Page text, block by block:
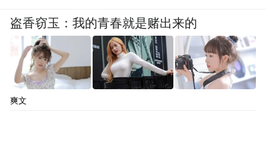
盗香窃玉：我的青春就是赌出来的
爽文